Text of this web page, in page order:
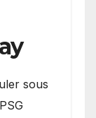
sous